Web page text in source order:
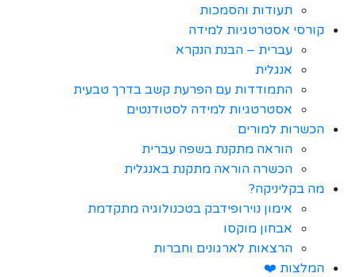
תעודות והסמכות
קורסי אסטרטגיות למידה
עברית – הבנת הנקרא
אנגלית
התמודדות עם הפרעת קשב בדרך טבעית
אסטרטגיות למידה לסטודנטים
הכשרות למורים
הוראה מתקנת בשפה עברית
הכשרה הוראה מתקנת באנגלית
מה בקליניקה?
אימון נוירופידבק בטכנולוגיה מתקדמת
אבחון מוקסו
הרצאות לארגונים וחברות
המלצות ❤️